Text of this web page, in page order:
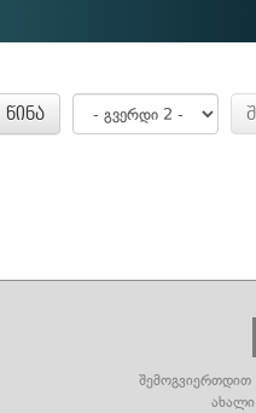
წინა
შემოგვიერთდით
ახალი